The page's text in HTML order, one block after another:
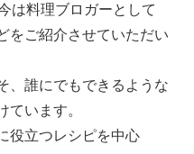
は料理ブロガーとして
をご紹介させていただい
、誰にでもできるような
ています。
役立つレシピを中心